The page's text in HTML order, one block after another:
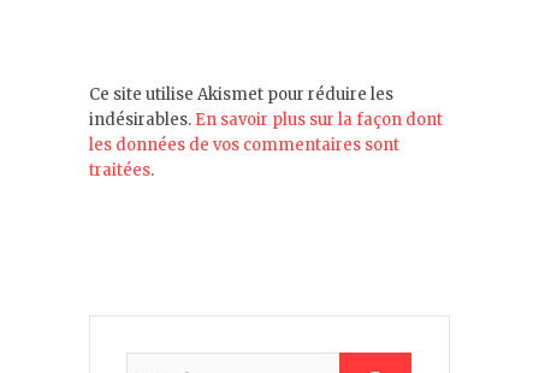
Ce site utilise Akismet pour réduire les
indésirables. En savoir plus sur la façon dont
les données de vos commentaires sont
traitées.